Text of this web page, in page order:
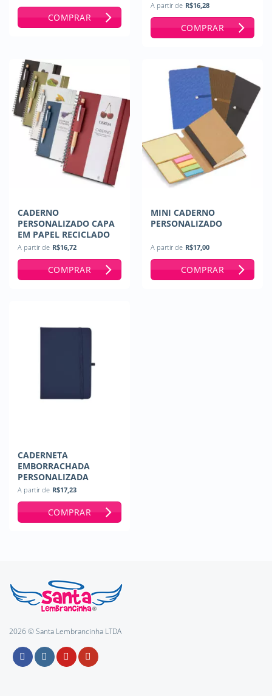
COMPRAR
A partir de R$16,28
COMPRAR
CADERNO
PERSONALIZADO CAPA
EM PAPEL RECICLADO
A partir de R$16,72
COMPRAR
MINI CADERNO
PERSONALIZADO
A partir de R$17,00
COMPRAR
CADERNETA
EMBORRACHADA
PERSONALIZADA
A partir de R$17,23
COMPRAR
2026 © Santa Lembrancinha LTDA